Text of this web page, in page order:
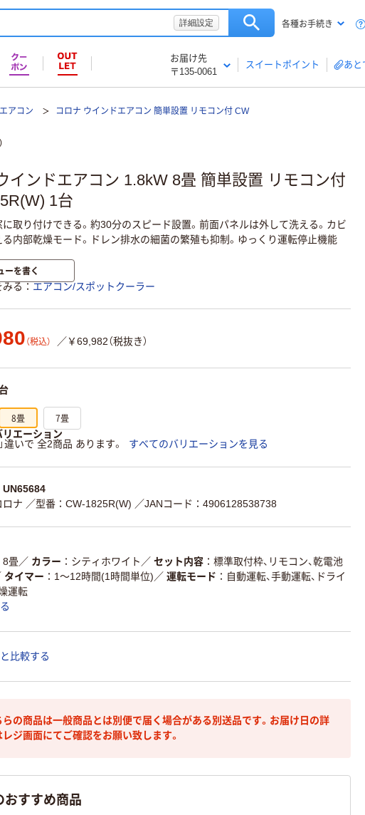
詳細設定 各種お手続き
お届け先
〒135-0061
スイートポイント あと
アコン コロナ ウインドエアコン 簡単設置 リモコン付 CW
インドエアコン 1.8kW 8畳 簡単設置 リモコン付
1台
取り付けできる。約30分のスピード設置。前面パネルは外して洗える。カビ
内部乾燥モード。ドレン排水の細菌の繁殖も抑制。ゆっくり運転停止機能
ーを書く
みる エアコン/スポットクーラー
（税込） ／￥69,982（税抜き）
8畳 7畳
リエーション
違いで 全2商品 あります。
すべてのバリエーションを見る
UN65684
ロナ ／型番：CW-1825R(W) ／JANコード：4906128538738
8畳 ／ カラー シティホワイト ／ セット内容
標準取付枠、リモコン、乾電池
タイマー 1～12時間(1時間単位) ／ 運転モード
自動運転、手動運転、ドライ
運転
比較する
らの商品は一般商品とは別便で届く場合がある別送品です。お届け日の詳
レジ画面にてご確認をお願い致します。
おすすめ商品